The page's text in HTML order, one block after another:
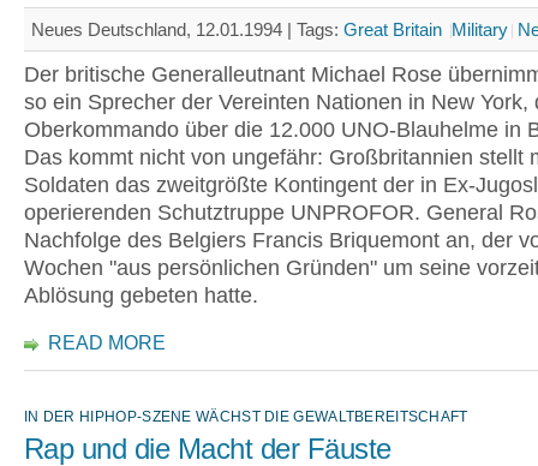
Neues Deutschland, 12.01.1994 | Tags: Great Britain Military
Der britische Generalleutnant Michael Rose
so ein Sprecher der Vereinten Nationen in New York,
Oberkommando über die 12.000 UNO-Blauhelme in
Das kommt nicht von ungefähr: Großbritannien stellt
Soldaten das zweitgrößte Kontingent der in Ex-
operierenden Schutztruppe UNPROFOR. General
Nachfolge des Belgiers Francis Briquemont an, der
Wochen "aus persönlichen Gründen" um seine
Ablösung gebeten hatte.
READ MORE
IN DER HIPHOP-SZENE WÄCHST DIE GEWALTBEREITSCHAFT
Rap und die Macht der Fäuste